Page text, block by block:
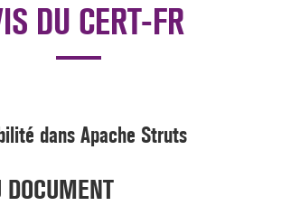
DU CERT-FR
dans Apache Struts
DOCUMENT